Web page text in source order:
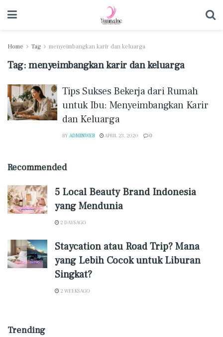
Home Tag menyeimbangkan karir dan keluarga
Tag:menyeimbangkan karir dan keluarga
Tips Sukses Bekerja dari Rumah
untuk Ibu: Menyeimbangkan Karir
dan Keluarga
BY ADMINWEB APRIL 23, 2020 0
Recommended
5 Local Beauty Brand Indonesia
yang Mendunia
2 DAYS AGO
Staycation atau Road Trip? Mana
yang Lebih Cocok untuk Liburan
Singkat?
2 WEEKS AGO
Trending